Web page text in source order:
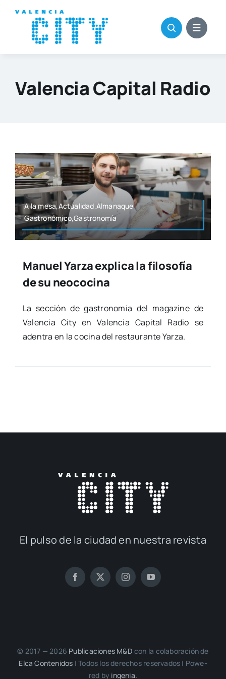
contenido
Valencia Capital Radio
A la mesa,Actualidad,Almanaque
Gastronómico,Gastronomía
Manuel Yarza explica la filosofía
de su neococina
La sec­ción de gas­tro­no­mía del maga­zi­ne de
Valen­cia City en Valen­cia Capi­tal Radio se
aden­tra en la coci­na del res­tau­ran­te Yar­za.
El pul­so de la ciu­dad en nues­tra revis­ta
© 2017 — 2026 Publi­ca­cio­nes M&D con la cola­bo­ra­ción de
Elca Con­te­ni­dos | Todos los dere­chos reser­va­dos | Powe­
red by inge­nia.